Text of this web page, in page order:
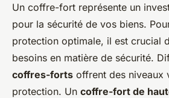
Un coffre-fort représente un
pour la sécurité de vos biens.
protection optimale, il est crucial
besoins en matière de sécurité.
coffres-forts offrent des niveaux
protection. Un coffre-fort de